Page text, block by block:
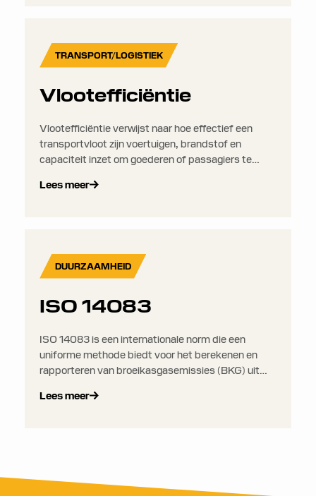
TRANSPORT/LOGISTIEK
Vlootefficiëntie
Vlootefficiëntie verwijst naar hoe effectief een
transportvloot zijn voertuigen, brandstof en
capaciteit inzet om goederen of passagiers te
kosten, brandstofverbruik, emissies en
Lees meer
DUURZAAMHEID
ISO 14083
ISO 14083 is een internationale norm die een
uniforme methode biedt voor het berekenen en
rapporteren van broeikasgasemissies (BKG) uit
consistent raamwerk voor emissieberekening over
Lees meer